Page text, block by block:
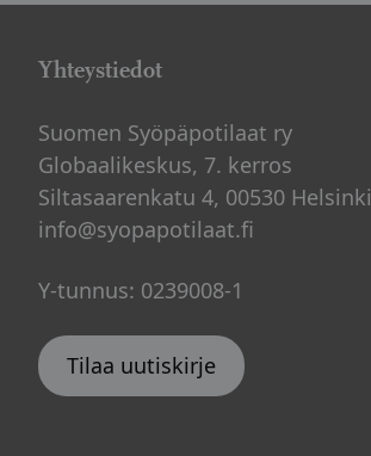
Yhteystiedot
Suomen Syöpäpotilaat ry
Globaalikeskus, 7. kerros
Siltasaarenkatu 4, 00530 Helsinki
info@syopapotilaat.fi
Y-tunnus: 0239008-1
Tilaa uutiskirje